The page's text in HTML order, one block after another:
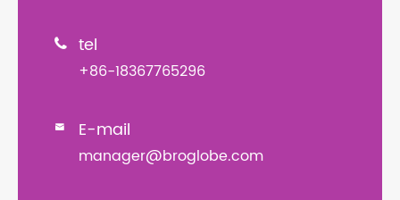
 tel
+86-18367765296
 E-mail
manager@broglobe.com